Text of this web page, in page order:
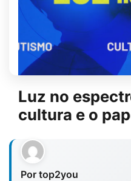
Luz no
cultura e o
Por top2you